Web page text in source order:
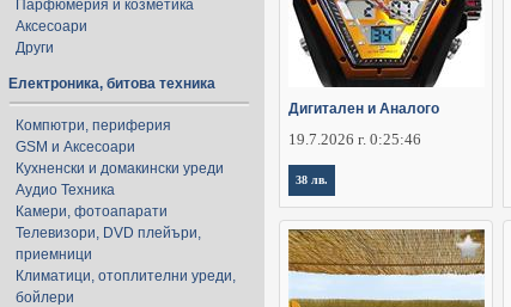
Парфюмерия и козметика
Аксесоари
Други
Електроника, битова техника
Компютри, периферия
GSM и Аксесоари
Кухненски и домакински уреди
Аудио Техника
Камери, фотоапарати
Телевизори, DVD плейъри,
приемници
Климатици, отоплителни уреди,
бойлери
Дигитален и Аналого
19.7.2026 г. 0:25:46
38 лв.